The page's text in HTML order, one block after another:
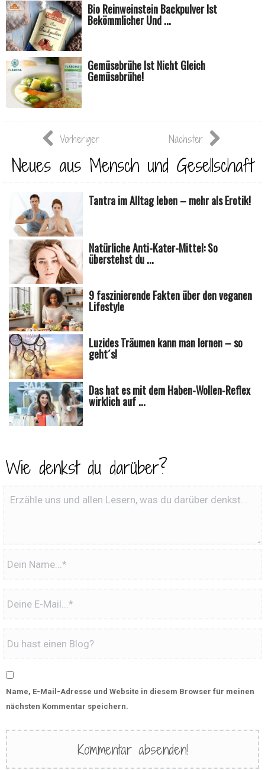
Bio Reinweinstein Backpulver Ist
Bekömmlicher Und ...
Gemüsebrühe Ist Nicht Gleich
Gemüsebrühe!
Vorheriger Nächster
Neues aus Mensch und Gesellschaft
Tantra im Alltag leben – mehr als Erotik!
Natürliche Anti-Kater-Mittel: So
überstehst du ...
9 faszinierende Fakten über den veganen
Lifestyle
Luzides Träumen kann man lernen – so
geht´s!
Das hat es mit dem Haben-Wollen-Reflex
wirklich auf ...
Wie denkst du darüber?
Name, E-Mail-Adresse und Website in diesem Browser für meinen
nächsten Kommentar speichern.